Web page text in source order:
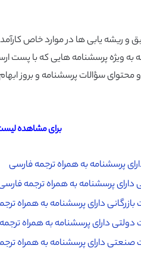
برای مشاهده
پرسشنامه به همراه ترجمه فارسی
دارای پرسشنامه به همراه ترجمه
دارای پرسشنامه به همراه
دولتی دارای پرسشنامه به همراه
صنعتی دارای پرسشنامه به همراه